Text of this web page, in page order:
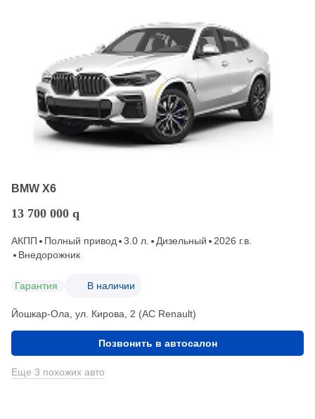
BMW X6
13 700 000 q
АКПП Полный привод 3.0 л. Дизельный
2026 г.в.
Внедорожник
Гарантия В наличии
Йошкар-Ола, ул. Кирова, 2 (АС Renault)
Позвонить в автосалон
Еще 3 похожих авто